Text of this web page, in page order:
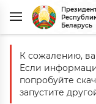
Беларусь
Главная События
Александр
с
К сожалению,
Если
попробуйте
запустите